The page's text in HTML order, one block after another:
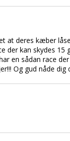
at deres kæber
der kan skydes
en sådan race
Og gud nåde